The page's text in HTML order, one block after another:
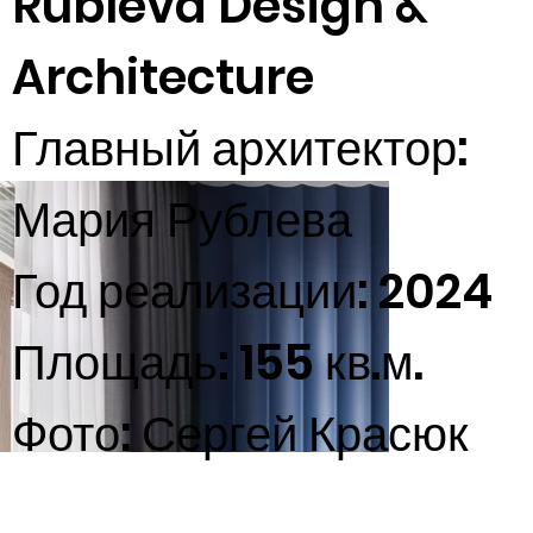
Architecture
Главный архитектор:
Мария Рублева
Год реализации: 2024
Площадь: 155 кв.м.
Фото: Сергей Красюк